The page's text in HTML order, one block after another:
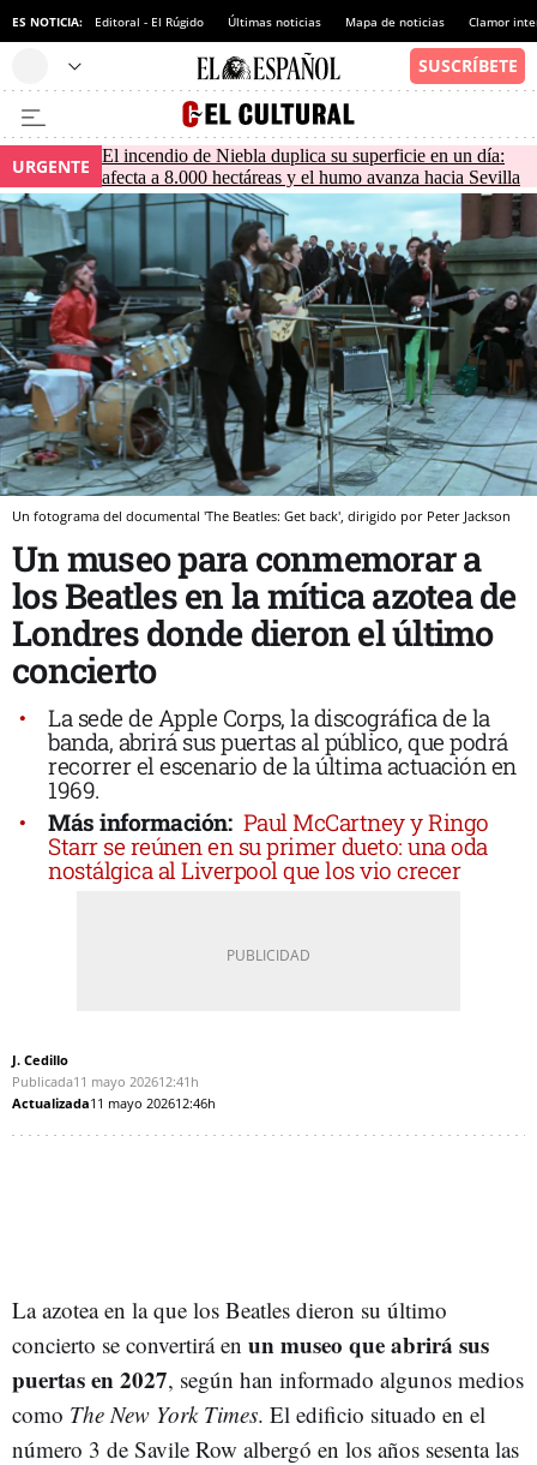
ES NOTICIA: Editoral - El Rúgido Últimas noticias Mapa de noticias Clamor
URGENTE
El incendio de Niebla duplica su superficie en un día:
afecta a 8.000 hectáreas y el humo avanza hacia Sevilla
Un fotograma del documental 'The Beatles: Get back', dirigido por Peter Jackson
Un museo para conmemorar a
los Beatles en la mítica azotea de
Londres donde dieron el último
concierto
La sede de Apple Corps, la discográfica de la
banda, abrirá sus puertas al público, que podrá
recorrer el escenario de la última actuación en
1969.
Más información: Paul McCartney y Ringo
Starr se reúnen en su primer dueto: una oda
nostálgica al Liverpool que los vio crecer
J. Cedillo
Publicada11 mayo 202612:41h
Actualizada11 mayo 202612:46h
La azotea en la que los Beatles dieron su último
concierto se convertirá en un museo que abrirá sus
puertas en 2027, según han informado algunos medios
como The New York Times. El edificio situado en el
número 3 de Savile Row albergó en los años sesenta las